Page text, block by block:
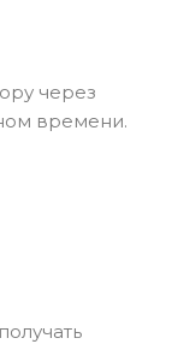
через
времени.